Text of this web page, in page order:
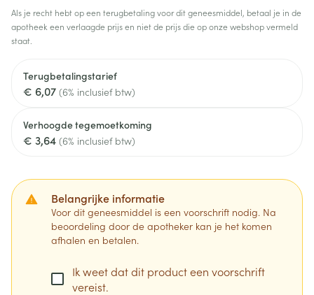
Als je recht hebt op een terugbetaling voor dit geneesmiddel, betaal je in de
apotheek een verlaagde prijs en niet de prijs die op onze webshop vermeld
staat.
Terugbetalingstarief
€ 6,07 (6% inclusief btw)
Verhoogde tegemoetkoming
€ 3,64 (6% inclusief btw)
Belangrijke informatie
Voor dit geneesmiddel is een voorschrift nodig. Na
beoordeling door de apotheker kan je het komen
afhalen en betalen.
Ik weet dat dit product een voorschrift
vereist.